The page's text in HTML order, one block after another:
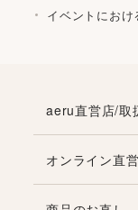
イベントにお
aeru直営店/取
オンライン直